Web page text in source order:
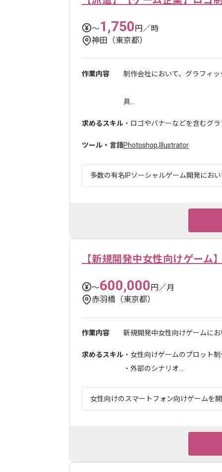
〜1,750円／時
神田（東京都）
作業内容 制作会社において、グラフィ
具...
求めるスキル ・ロゴやバナーなどを含むグ
ツール・言語Photoshop, Illustrator
多数の有名IPソーシャルゲーム開発にお
【新規開発中女性向けゲーム
〜600,000円／月
赤羽橋（東京都）
作業内容 新規開発中女性向けゲームに
求めるスキル ・女性向けゲームのプロット
・外部のシナリオ...
女性向けのスマートフォン向けゲームを